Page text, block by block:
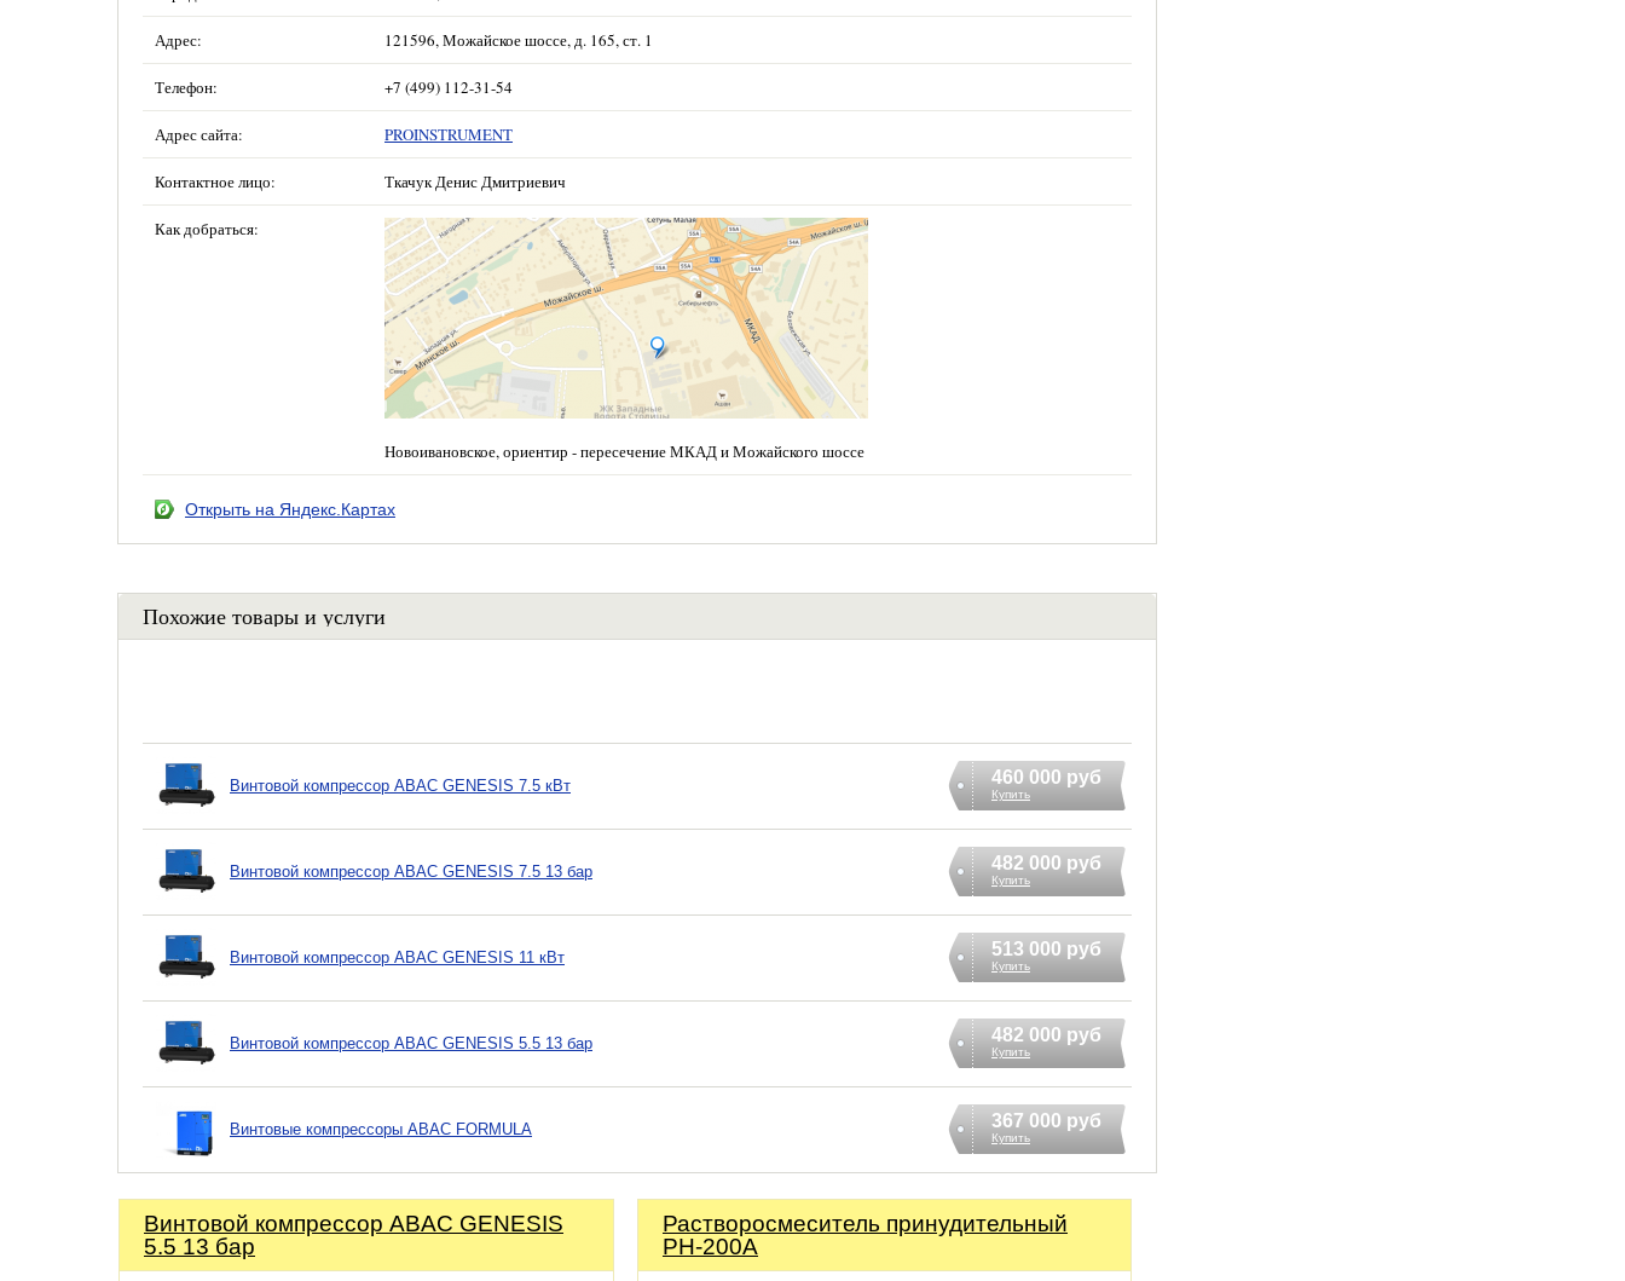
Адрес: 121596, Можайское шоссе, д. 165, ст. 1
Телефон: +7 (499) 112-31-54
Адрес сайта: PROINSTRUMENT
Контактное лицо: Ткачук Денис Дмитриевич
Как добраться:
Новоивановское, ориентир - пересечение МКАД и Можайского шоссе
Открыть на Яндекс.Картах
Похожие товары и услуги
Винтовой компрессор ABAC GENESIS 7.5 кВт 460 000 руб
Купить
Винтовой компрессор ABAC GENESIS 7.5 13 бар 482 000 руб
Купить
Винтовой компрессор ABAC GENESIS 11 кВт 513 000 руб
Купить
Винтовой компрессор ABAC GENESIS 5.5 13 бар 482 000 руб
Купить
Винтовые компрессоры ABAC FORMULA 367 000 руб
Купить
Винтовой компрессор ABAC GENESIS
5.5 13 бар
Растворосмеситель принудительный
РН-200А